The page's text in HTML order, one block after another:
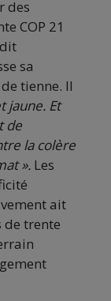
des
COP 21
sa
tienne. Il
jaune. Et
de
la colère
». Les
ait
trente